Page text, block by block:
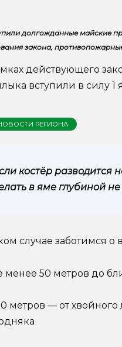
долгожданные майские
закона,
действующего
вступили в силу 1
РЕГИОНА
костёр разводится
в яме глубиной
случае заботимся
менее 50 метров до
метров — от